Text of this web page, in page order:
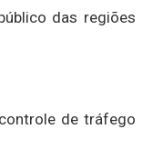
das regiões
de tráfego